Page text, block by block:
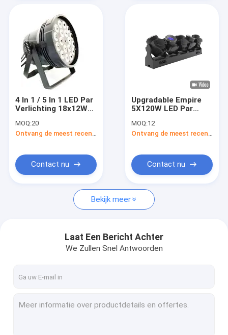
Producten
Videos
Over ons
Contacteer ons
nieuws
Vraag een offerte aan
LED-straalspotswas
Verplaatsbare hoofdstraal-spotwas
4 In 1 / 5 In 1 LED Par
Verlichting 18x12W
Control And Strobe
LED Par Cans
MOQ:20
Contact nu
Upgradable Empire
5X120W LED Par
adaptieve
aanpassing van de
gecontroleerde
lampkoppen
MOQ:12
Contact nu
Bekijk meer
Laat Een Bericht Achter
We Zullen Snel Antwoorden